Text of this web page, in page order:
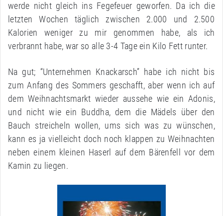
werde nicht gleich ins Fegefeuer geworfen. Da ich die
letzten Wochen täglich zwischen 2.000 und 2.500
Kalorien weniger zu mir genommen habe, als ich
verbrannt habe, war so alle 3-4 Tage ein Kilo Fett runter.
Na gut; “Unternehmen Knackarsch” habe ich nicht bis
zum Anfang des Sommers geschafft, aber wenn ich auf
dem Weihnachtsmarkt wieder aussehe wie ein Adonis,
und nicht wie ein Buddha, dem die Mädels über den
Bauch streicheln wollen, ums sich was zu wünschen,
kann es ja vielleicht doch noch klappen zu Weihnachten
neben einem kleinen Haserl auf dem Bärenfell vor dem
Kamin zu liegen.